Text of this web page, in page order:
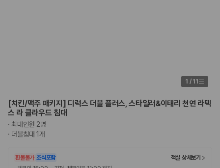
제주렌트카 최저가는 차량 기본요금만으로 판단하기 어렵습니다. 보험 포
함 여부, 면책금, 보상 한도, 옵션 비용, 취소 수수료를 함께 확인해야 실제
로 저렴한 차량을 고를 수 있습니다.
2. 보험 조건은 가격만큼 중요합니다
완전자차와 슈퍼자차는 업체별 보장 범위가 다를 수 있습니다. 카모아에서
수준을 선택할 수 있습니다.
1 / 11
[치킨/맥주 패키지] 디럭스 더블 플러스, 스타일러&이태리 천연 라텍
스 라 클라우드 침대
· 최대인원 2명
· 더블침대 1개
환불불가 조식포함
객실 상세보기